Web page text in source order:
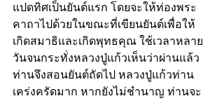
แปดทิศเป็นยันต์แรก โดยจะให้ท่องพระ
คาถาไปด้วยในขณะที่เขียนยันต์เพื่อให้
เกิดสมาธิและเกิดพุทธคุณ ใช้เวลาหลาย
วันจนกระทั่งหลวงปู่แก้วเห็นว่าผ่านแล้ว
ท่านจึงสอนยันต์ถัดไป หลวงปู่แก้วท่าน
เคร่งครัดมาก หากยังไม่ชำนาญ ท่านจะ